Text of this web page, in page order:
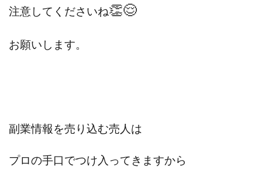
注意してくださいね👏😌
お願いします。
副業情報を売り込む売人は
プロの手口でつけ入ってきますから